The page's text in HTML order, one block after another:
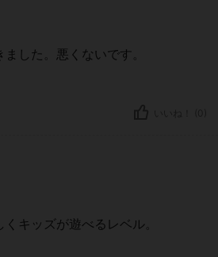
した。悪くないです。
キッズが遊べるレベル。